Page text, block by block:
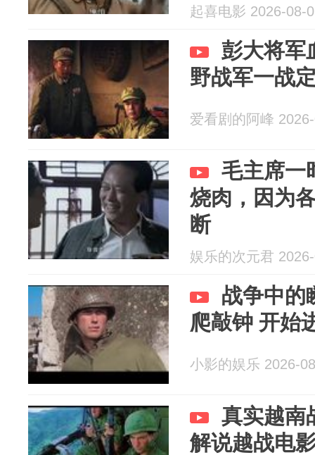
起喜电影 2026-08-
彭大将军
野战军一战
爱看剧的阿峰
毛主席一
烧肉，因为
断
娱乐的次元君
战争中的
爬敲钟 开始
小影的娱乐 2026-
真实越南
解说越战电